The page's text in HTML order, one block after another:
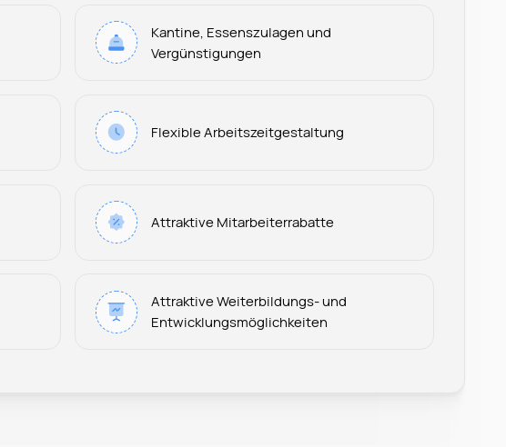
Kantine, Essenszulagen und
Vergünstigungen
Flexible Arbeitszeitgestaltung
Attraktive Mitarbeiterrabatte
Attraktive Weiterbildungs- und
Entwicklungsmöglichkeiten
Leonard Ramin
Recruiter at Rocken